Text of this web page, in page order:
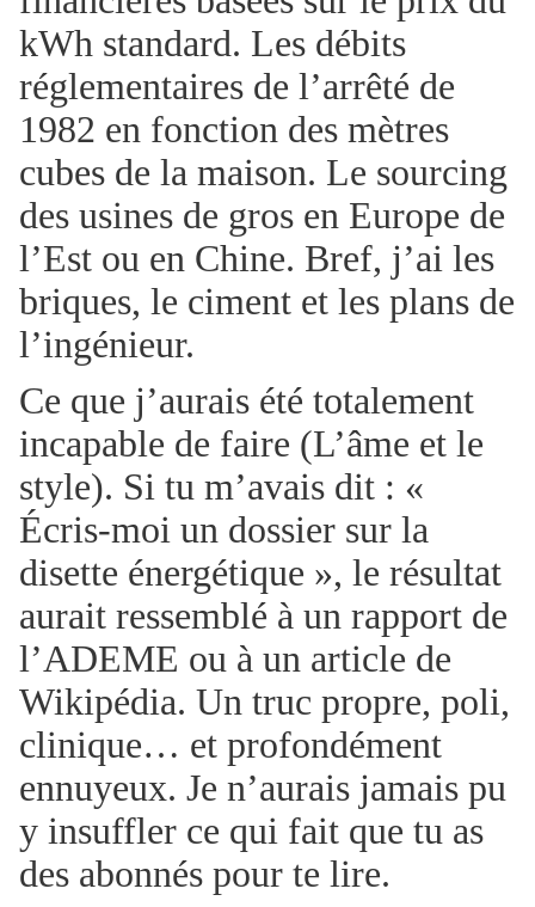
kWh standard. Les débits
réglementaires de l’arrêté de
1982 en fonction des mètres
cubes de la maison. Le sourcing
des usines de gros en Europe de
l’Est ou en Chine. Bref, j’ai les
briques, le ciment et les plans de
l’ingénieur.
Ce que j’aurais été totalement
incapable de faire (L’âme et le
style). Si tu m’avais dit : «
Écris-moi un dossier sur la
disette énergétique », le résultat
aurait ressemblé à un rapport de
l’ADEME ou à un article de
Wikipédia. Un truc propre, poli,
clinique… et profondément
ennuyeux. Je n’aurais jamais pu
y insuffler ce qui fait que tu as
des abonnés pour te lire.